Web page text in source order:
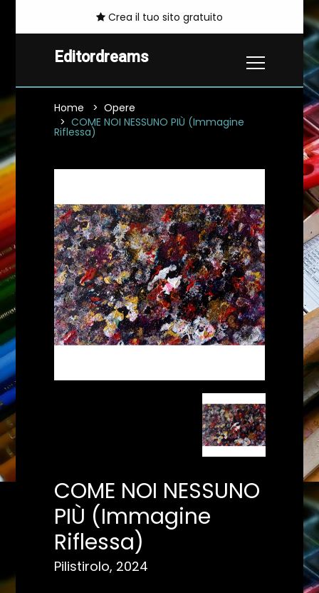
Crea il tuo sito gratuito
Editordreams
Home
Opere
COME NOI NESSUNO PIÙ (Immagine
Riflessa)
COME NOI NESSUNO
PIÙ (Immagine
Riflessa)
Pilistirolo, 2024